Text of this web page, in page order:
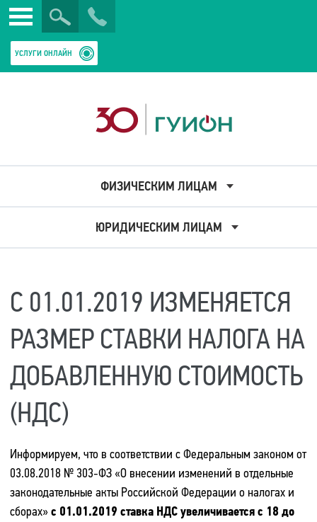
Закрыть
Искать
УСЛУГИ ОНЛАЙН
ФИЗИЧЕСКИМ ЛИЦАМ
ЮРИДИЧЕСКИМ ЛИЦАМ
С 01.01.2019 ИЗМЕНЯЕТСЯ
РАЗМЕР СТАВКИ НАЛОГА НА
ДОБАВЛЕННУЮ СТОИМОСТЬ
(НДС)
Информируем, что в соответствии с Федеральным законом от
03.08.2018 № 303-ФЗ «О внесении изменений в отдельные
законодательные акты Российской Федерации о налогах и
сборах»с 01.01.2019 ставка НДС увеличивается с 18 до